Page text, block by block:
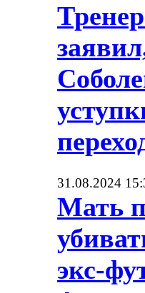
31.08.2024
Мать
экс-